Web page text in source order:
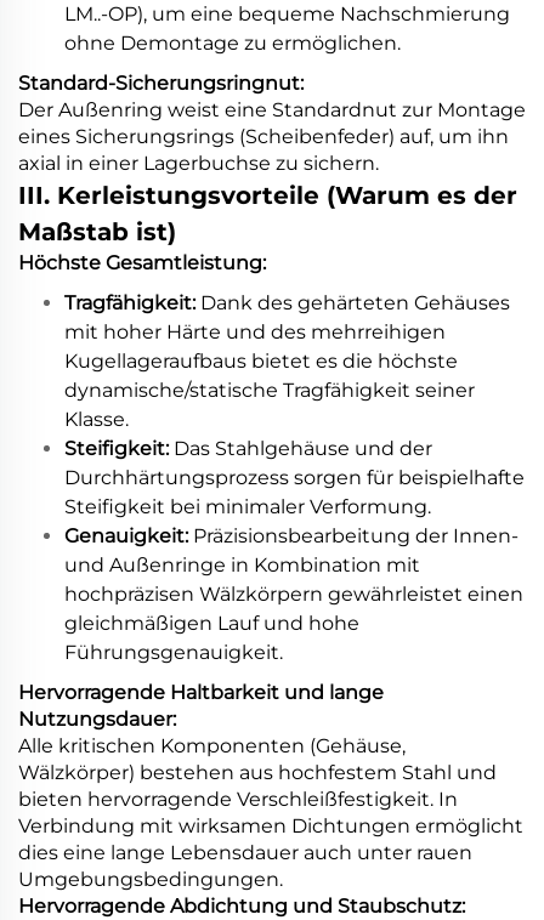
LM..-OP), um eine bequeme Nachschmierung
ohne Demontage zu ermöglichen.
Standard-Sicherungsringnut:
Der Außenring weist eine Standardnut zur Montage
eines Sicherungsrings (Scheibenfeder) auf, um ihn
axial in einer Lagerbuchse zu sichern.
III. Kerleistungsvorteile (Warum es der
Maßstab ist)
Höchste Gesamtleistung:
Tragfähigkeit: Dank des gehärteten Gehäuses
mit hoher Härte und des mehrreihigen
Kugellageraufbaus bietet es die höchste
dynamische/statische Tragfähigkeit seiner
Klasse.
Steifigkeit: Das Stahlgehäuse und der
Durchhärtungsprozess sorgen für beispielhafte
Steifigkeit bei minimaler Verformung.
Genauigkeit: Präzisionsbearbeitung der Innen-
und Außenringe in Kombination mit
hochpräzisen Wälzkörpern gewährleistet einen
gleichmäßigen Lauf und hohe
Führungsgenauigkeit.
Hervorragende Haltbarkeit und lange
Nutzungsdauer:
Alle kritischen Komponenten (Gehäuse,
Wälzkörper) bestehen aus hochfestem Stahl und
bieten hervorragende Verschleißfestigkeit. In
Verbindung mit wirksamen Dichtungen ermöglicht
dies eine lange Lebensdauer auch unter rauen
Umgebungsbedingungen.
Hervorragende Abdichtung und Staubschutz: